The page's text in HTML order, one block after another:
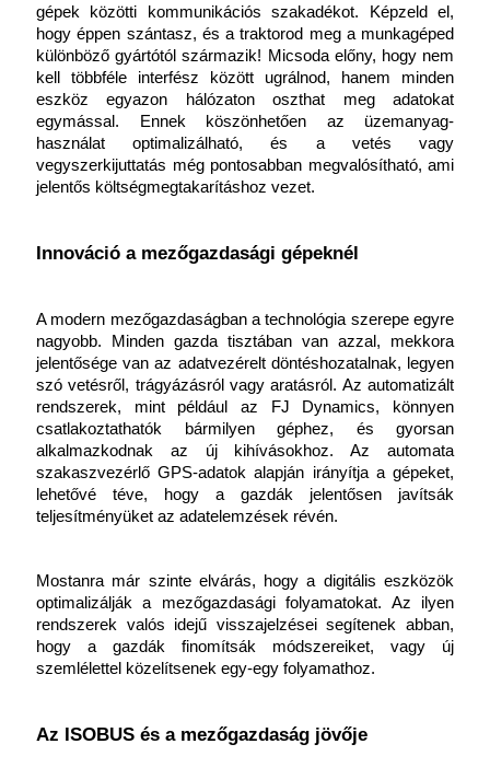
gépek közötti kommunikációs szakadékot. Képzeld el,
hogy éppen szántasz, és a traktorod meg a munkagéped
különböző gyártótól származik! Micsoda előny, hogy nem
kell többféle interfész között ugrálnod, hanem minden
eszköz egyazon hálózaton oszthat meg adatokat
egymással. Ennek köszönhetően az üzemanyag-
használat optimalizálható, és a vetés vagy
vegyszerkijuttatás még pontosabban megvalósítható, ami
jelentős költségmegtakarításhoz vezet.
Innováció a mezőgazdasági gépeknél
A modern mezőgazdaságban a technológia szerepe egyre
nagyobb. Minden gazda tisztában van azzal, mekkora
jelentősége van az adatvezérelt döntéshozatalnak, legyen
szó vetésről, trágyázásról vagy aratásról. Az automatizált
rendszerek, mint például az FJ Dynamics, könnyen
csatlakoztathatók bármilyen géphez, és gyorsan
alkalmazkodnak az új kihívásokhoz. Az automata
szakaszvezérlő GPS-adatok alapján irányítja a gépeket,
lehetővé téve, hogy a gazdák jelentősen javítsák
teljesítményüket az adatelemzések révén.
Mostanra már szinte elvárás, hogy a digitális eszközök
optimalizálják a mezőgazdasági folyamatokat. Az ilyen
rendszerek valós idejű visszajelzései segítenek abban,
hogy a gazdák finomítsák módszereiket, vagy új
szemlélettel közelítsenek egy-egy folyamathoz.
Az ISOBUS és a mezőgazdaság jövője